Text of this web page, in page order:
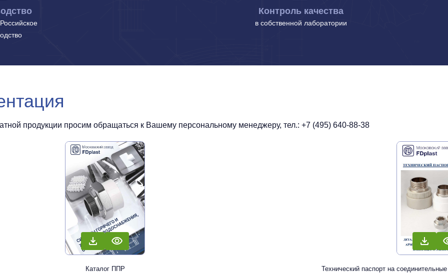
Контроль качества
в собственной лаборатории
продукции просим обращаться к Вашему персональному менеджеру, тел.: +7 (495) 640-88-38
Каталог ППР
Технический паспорт на